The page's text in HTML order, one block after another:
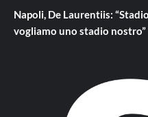
Napoli, De Laurentiis:
vogliamo uno stadio nostro”